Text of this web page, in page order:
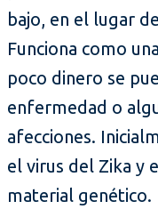
bajo, en el lugar
Funciona como
poco dinero se
enfermedad o
afecciones.
el virus del Zika y
material genético.